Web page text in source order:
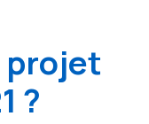
projet
?